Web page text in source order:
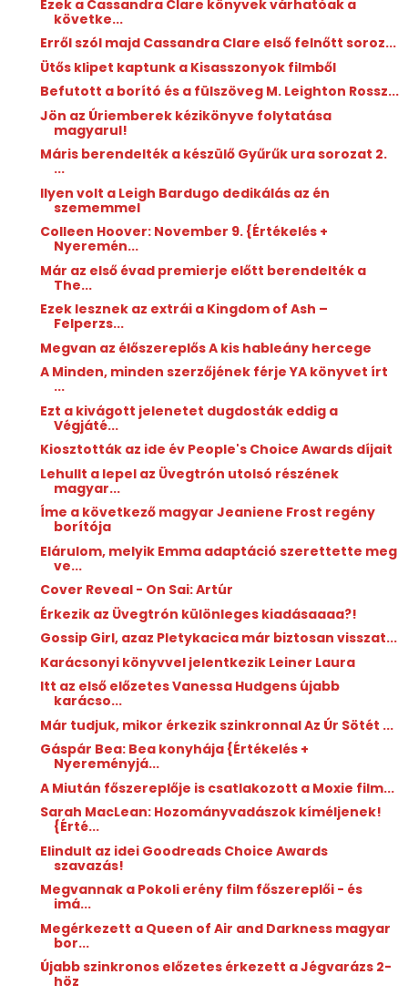
Ezek a Cassandra Clare könyvek várhatóak a
követke...
Erről szól majd Cassandra Clare első felnőtt soroz...
Ütős klipet kaptunk a Kisasszonyok filmből
Befutott a borító és a fülszöveg M. Leighton Rossz...
Jön az Úriemberek kézikönyve folytatása
magyarul!
Máris berendelték a készülő Gyűrűk ura sorozat 2.
...
Ilyen volt a Leigh Bardugo dedikálás az én
szememmel
Colleen Hoover: November ​9. {Értékelés +
Nyeremén...
Már az első évad premierje előtt berendelték a
The...
Ezek lesznek az extrái a Kingdom of Ash –
Felperzs...
Megvan az élőszereplős A kis hableány hercege
A Minden, minden szerzőjének férje YA könyvet írt
...
Ezt a kivágott jelenetet dugdosták eddig a
Végjáté...
Kiosztották az ide év People's Choice Awards díjait
Lehullt a lepel az Üvegtrón utolsó részének
magyar...
Íme a következő magyar Jeaniene Frost regény
borítója
Elárulom, melyik Emma adaptáció szerettette meg
ve...
Cover Reveal - On Sai: Artúr
Érkezik az Üvegtrón különleges kiadásaaaa?!
Gossip Girl, azaz Pletykacica már biztosan visszat...
Karácsonyi könyvvel jelentkezik Leiner Laura
Itt az első előzetes Vanessa Hudgens újabb
karácso...
Már tudjuk, mikor érkezik szinkronnal Az Úr Sötét ...
Gáspár Bea: Bea ​konyhája {Értékelés +
Nyereményjá...
A Miután főszereplője is csatlakozott a Moxie film...
Sarah MacLean: Hozományvadászok ​kíméljenek!
{Érté...
Elindult az idei Goodreads Choice Awards
szavazás!
Megvannak a Pokoli erény film főszereplői - és
imá...
Megérkezett a Queen of Air and Darkness magyar
bor...
Újabb szinkronos előzetes érkezett a Jégvarázs 2-
höz